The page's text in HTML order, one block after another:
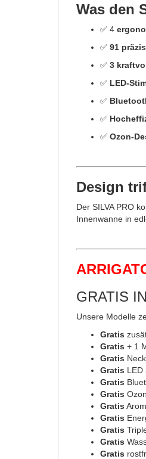
Was den
✅ 4
✅ 91
✅ 3
✅ LED-
✅
✅
✅ Ozon-
Design
Der SILVA PRO
Innenwanne in
GRATIS
Unsere Modelle
Gratis
Gratis + 1
Gratis
Gratis LED
Gratis
Gratis
Gratis
Gratis
Gratis
Gratis
Gratis